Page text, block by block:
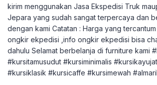
kirim menggunakan Jasa Ekspedisi Truk
Jepara yang sudah sangat terpercaya dan
dengan kami Catatan : Harga yang
ongkir ekpedisi ,info ongkir ekpedisi bisa
dahulu Selamat berbelanja di furniture kami
#kursitamusudut #kursiminimalis
#kursiklasik #kursicaffe #kursimewah